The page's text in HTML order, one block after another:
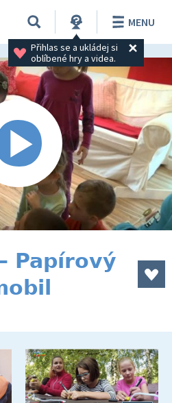
Přihlas se a ukládej si
oblíbené hry a videa.
MENU
Papírový